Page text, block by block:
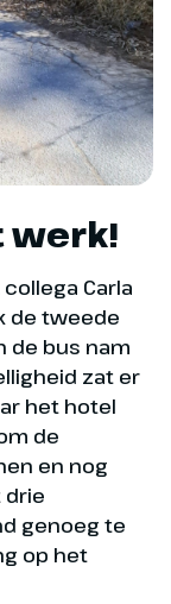
werk!
Carla
de tweede
de bus nam
zat er
het hotel
de
en nog
drie
genoeg te
op het